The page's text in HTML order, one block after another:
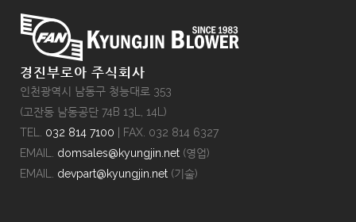
경진부로아 주식회사
인천광역시 남동구 청능대로 353
(고잔동 남동공단 74B 13L, 14L)
TEL. 032 814 7100 | FAX. 032 814 6327
EMAIL. domsales@kyungjin.net (영업)
EMAIL. devpart@kyungjin.net (기술)